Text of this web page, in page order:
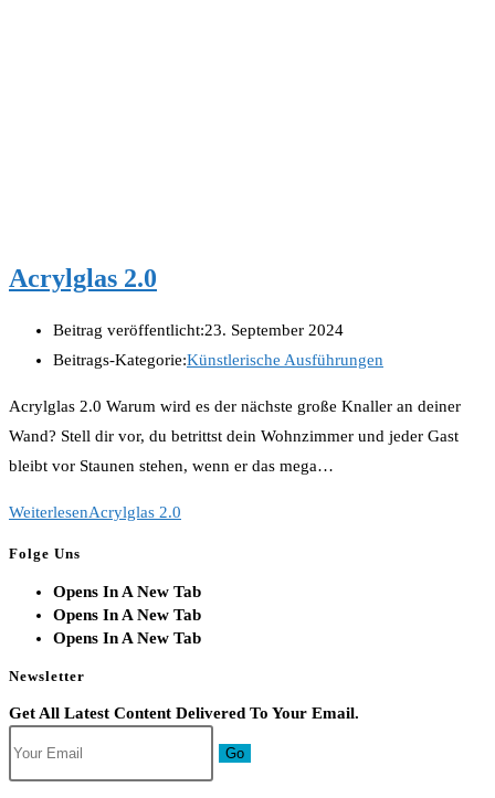
Acrylglas 2.0
Beitrag veröffentlicht:23. September 2024
Beitrags-Kategorie:Künstlerische Ausführungen
Acrylglas 2.0 Warum wird es der nächste große Knaller an deiner
Wand? Stell dir vor, du betrittst dein Wohnzimmer und jeder Gast
bleibt vor Staunen stehen, wenn er das mega…
WeiterlesenAcrylglas 2.0
Folge Uns
Opens In A New Tab
Opens In A New Tab
Opens In A New Tab
Newsletter
Get All Latest Content Delivered To Your Email.
Go